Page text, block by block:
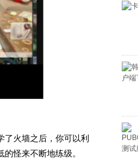
火墙之后，你可以利
怪来不断地练级。